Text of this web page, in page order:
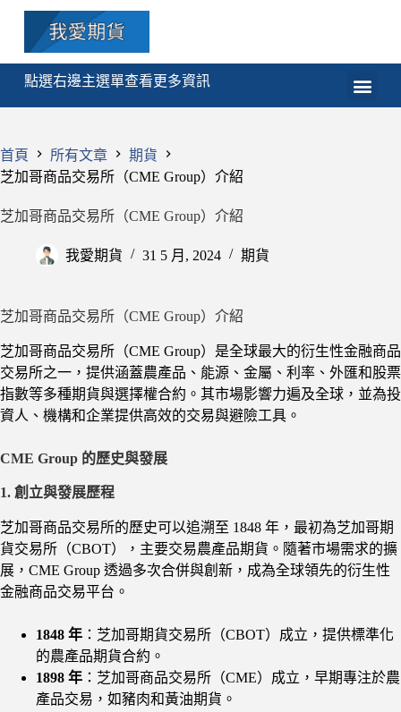
點選右邊主選單查看更多資訊
首頁 所有文章
期貨
芝加哥商品交易所（CME Group）介紹
芝加哥商品交易所（CME Group）介紹
我愛期貨 31 5 月, 2024 期貨
芝加哥商品交易所（CME Group）介紹
芝加哥商品交易所（CME Group）是全球最大的衍生性金融商品
交易所之一，提供涵蓋農產品、能源、金屬、利率、外匯和股票
指數等多種期貨與選擇權合約。其市場影響力遍及全球，並為投
資人、機構和企業提供高效的交易與避險工具。
CME Group 的歷史與發展
1. 創立與發展歷程
芝加哥商品交易所的歷史可以追溯至 1848 年，最初為芝加哥期
貨交易所（CBOT），主要交易農產品期貨。隨著市場需求的擴
展，CME Group 透過多次合併與創新，成為全球領先的衍生性
金融商品交易平台。
1848 年 ：芝加哥期貨交易所（CBOT）成立，提供標準化
的農產品期貨合約。
1898 年 ：芝加哥商品交易所（CME）成立，早期專注於農
產品交易，如豬肉和黃油期貨。